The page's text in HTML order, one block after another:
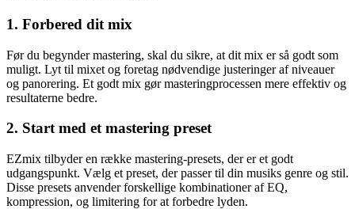
1. Forbered dit mix
Før du begynder mastering, skal du sikre, at dit mix er så godt som
muligt. Lyt til mixet og foretag nødvendige justeringer af niveauer
og panorering. Et godt mix gør masteringprocessen mere effektiv og
resultaterne bedre.
2. Start med et mastering preset
EZmix tilbyder en række mastering-presets, der er et godt
udgangspunkt. Vælg et preset, der passer til din musiks genre og stil.
Disse presets anvender forskellige kombinationer af EQ,
kompression, og limitering for at forbedre lyden.